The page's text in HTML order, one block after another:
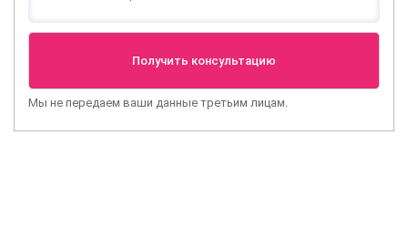
Мы не передаем ваши данные третьим лицам.